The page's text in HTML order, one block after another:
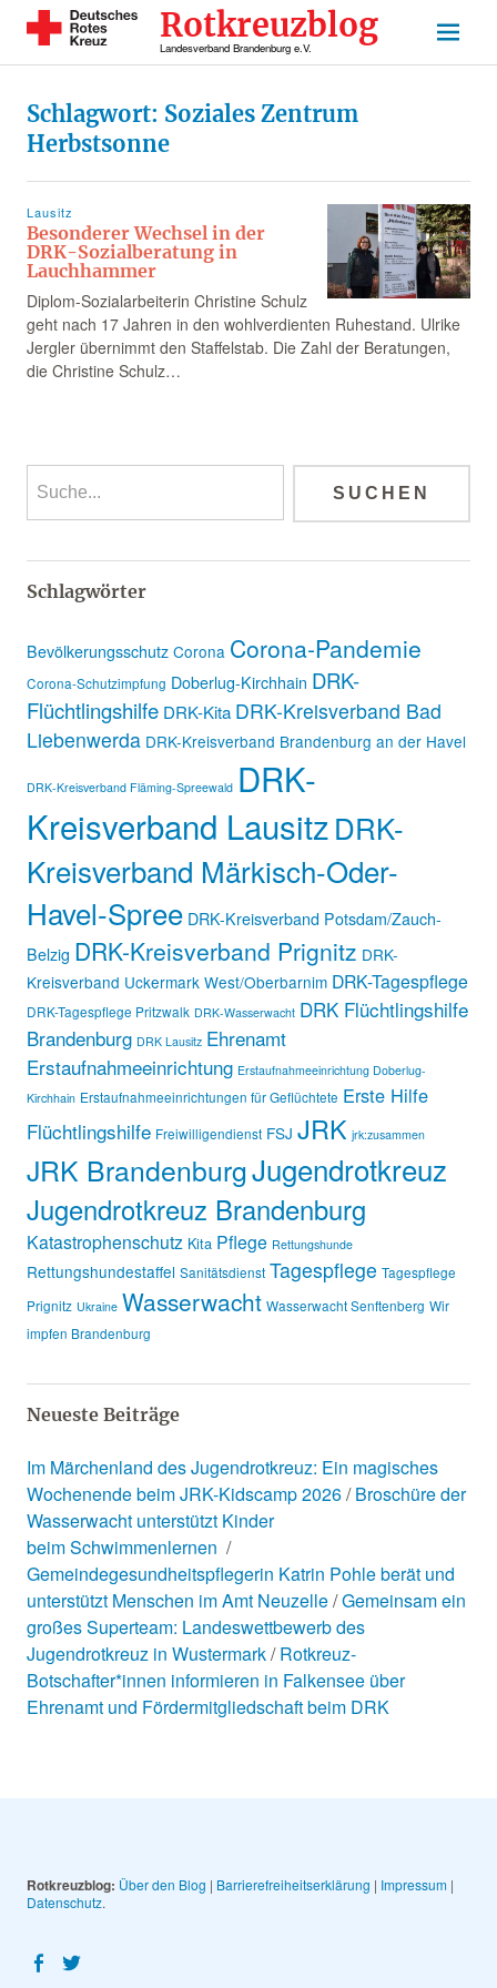
Rotkreuzblog
Landesverband Brandenburg e.V.
Schlagwort: Soziales Zentrum
Herbstsonne
Lausitz
Besonderer Wechsel in der
DRK-Sozialberatung in
Lauchhammer
Diplom-Sozialarbeiterin Christine Schulz
geht nach 17 Jahren in den wohlverdienten Ruhestand. Ulrike
Jergler übernimmt den Staffelstab. Die Zahl der Beratungen,
die Christine Schulz…
Schlagwörter
Bevölkerungsschutz Corona Corona-Pandemie
Corona-Schutzimpfung Doberlug-Kirchhain DRK-
Flüchtlingshilfe DRK-Kita DRK-Kreisverband Bad
Liebenwerda DRK-Kreisverband Brandenburg an der Havel
DRK-Kreisverband Fläming-Spreewald DRK-
Kreisverband LausitzDRK-
Kreisverband Märkisch-Oder-
Havel-Spree DRK-Kreisverband Potsdam/Zauch-
Belzig DRK-Kreisverband Prignitz DRK-
Kreisverband Uckermark West/Oberbarnim DRK-Tagespflege
DRK-Tagespflege Pritzwalk DRK-Wasserwacht DRK Flüchtlingshilfe
Brandenburg DRK Lausitz Ehrenamt
Erstaufnahmeeinrichtung Erstaufnahmeeinrichtung Doberlug-
Kirchhain Erstaufnahmeeinrichtungen für Geflüchtete Erste Hilfe
Flüchtlingshilfe Freiwilligendienst FSJ JRK jrk:zusammen
JRK BrandenburgJugendrotkreuz
Jugendrotkreuz Brandenburg
Katastrophenschutz Kita Pflege Rettungshunde
Rettungshundestaffel Sanitätsdienst Tagespflege Tagespflege
Prignitz Ukraine Wasserwacht Wasserwacht Senftenberg Wir
impfen Brandenburg
Neueste Beiträge
Im Märchenland des Jugendrotkreuz: Ein magisches
Wochenende beim JRK-Kidscamp 2026 Broschüre der
Wasserwacht unterstützt Kinder
beim Schwimmenlernen
Gemeindegesundheitspflegerin Katrin Pohle berät und
unterstützt Menschen im Amt Neuzelle Gemeinsam ein
großes Superteam: Landeswettbewerb des
Jugendrotkreuz in Wustermark Rotkreuz-
Botschafter*innen informieren in Falkensee über
Ehrenamt und Fördermitgliedschaft beim DRK
Rotkreuzblog: Über den Blog | Barrierefreiheitserklärung | Impressum|
Datenschutz